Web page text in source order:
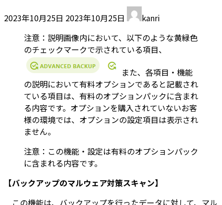
2023年10月25日 終
更
新
日
時
:
2023年10月25日
kanri
注意：説明画像内において、以下のような黄緑色
のチェックマークで示されている項目、
また、各項目・機能
の説明において有料オプションであると記載され
ている項目は、有料のオプションパックに含まれ
る内容です。オプションを購入されていないお客
様の環境では、オプションの設定項目は表示され
ません。
注意：この機能・設定は有料のオプションパック
に含まれる内容です。
【バックアップのマルウェア対策スキャン】
この機能は、バックアップを行ったデータに対して、マル